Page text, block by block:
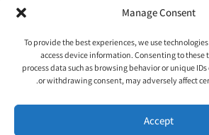
Manage Consent
To provide the best experiences, we use
access device information. Consenting to these
process data such as browsing behavior or unique
or withdrawing consent, may adversely affect
Accept
בפייסבוק
Click to accept marketing cookies